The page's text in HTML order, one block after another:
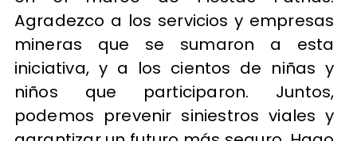
Agradezco a los servicios y empresas
mineras que se sumaron a esta
iniciativa, y a los cientos de niñas y
niños que participaron. Juntos,
podemos prevenir siniestros viales y